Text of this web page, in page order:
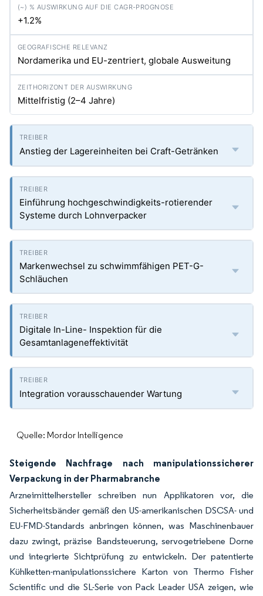
+1.2%
Nordamerika und EU-zentriert, globale Ausweitung
Mittelfristig (2–4 Jahre)
Anstieg der Lagereinheiten bei Craft-Getränken
Einführung hochgeschwindigkeits-rotierender
Systeme durch Lohnverpacker
Markenwechsel zu schwimmfähigen PET-G-
Schläuchen
Digitale In-Line- Inspektion für die
Gesamtanlageneffektivität
Integration vorausschauender Wartung
Quelle: Mordor Intelligence
Steigende Nachfrage nach manipulationssicherer
Verpackung in der Pharmabranche
Arzneimittelhersteller schreiben nun Applikatoren vor, die
Sicherheitsbänder gemäß den US-amerikanischen DSCSA- und
EU-FMD-Standards anbringen können, was Maschinenbauer
dazu zwingt, präzise Bandsteuerung, servogetriebene Dorne
und integrierte Sichtprüfung zu entwickeln. Der patentierte
Kühlketten-manipulationssichere Karton von Thermo Fisher
Scientific und die SL-Serie von Pack Leader USA zeigen, wie